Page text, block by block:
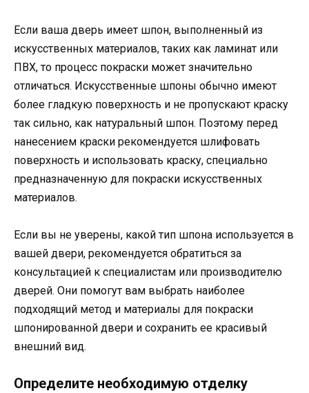
Если ваша дверь имеет шпон, выполненный из
искусственных материалов, таких как ламинат или
ПВХ, то процесс покраски может значительно
отличаться. Искусственные шпоны обычно имеют
более гладкую поверхность и не пропускают краску
так сильно, как натуральный шпон. Поэтому перед
нанесением краски рекомендуется шлифовать
поверхность и использовать краску, специально
предназначенную для покраски искусственных
материалов.
Если вы не уверены, какой тип шпона используется в
вашей двери, рекомендуется обратиться за
консультацией к специалистам или производителю
дверей. Они помогут вам выбрать наиболее
подходящий метод и материалы для покраски
шпонированной двери и сохранить ее красивый
внешний вид.
Определите необходимую отделку